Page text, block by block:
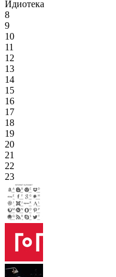
Идиотека
8
9
10
11
12
13
14
15
16
17
18
19
20
21
22
23